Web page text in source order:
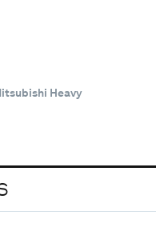
Heavy